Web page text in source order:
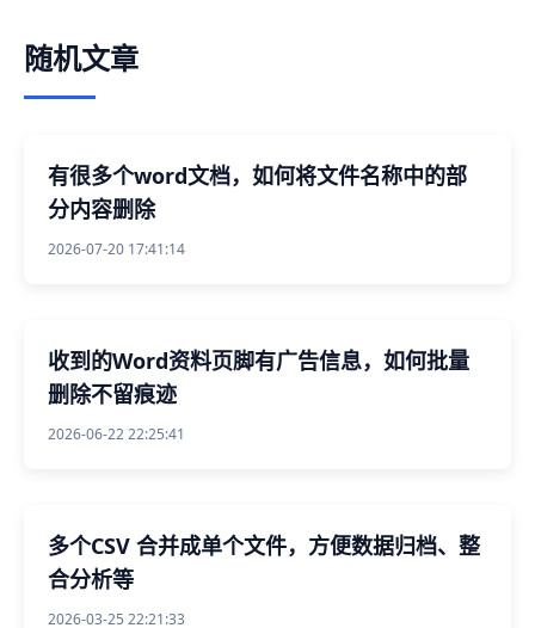
随机文章
有很多个word文档，如何将文件名称中的部
分内容删除
2026-07-20 17:41:14
收到的Word资料页脚有广告信息，如何批量
删除不留痕迹
2026-06-22 22:25:41
多个CSV 合并成单个文件，方便数据归档、整
合分析等
2026-03-25 22:21:33